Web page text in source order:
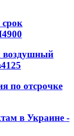
4900
воздушный
4125
по отсрочке
в Украине -